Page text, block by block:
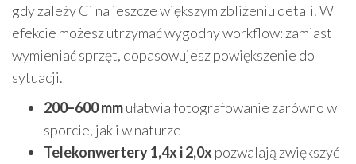
gdy zależy Ci na jeszcze większym zbliżeniu detali. W
efekcie możesz utrzymać wygodny workflow: zamiast
wymieniać sprzęt, dopasowujesz powiększenie do
sytuacji.
200–600 mmułatwia fotografowanie zarówno w
sporcie, jak i w naturze
Telekonwertery 1,4x i 2,0x pozwalają zwiększyć